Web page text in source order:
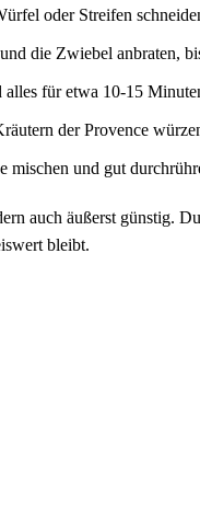
oder Streifen
die Zwiebel anbraten,
für etwa 10-15
der Provence
mischen und gut
auch äußerst günstig.
bleibt.